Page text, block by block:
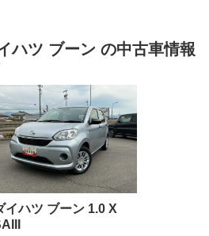
ハツ ブーン の中古車情報
イハツ ブーン 1.0 X